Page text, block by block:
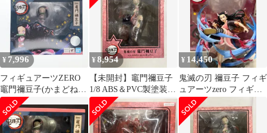
ANIPLEX+限定
¥ 7,996
フィギュアーツZERO
竈門禰豆子(かまどねず
こ) 鬼滅の刃 完成品 フ
ィギュア バンダイスピ
リッツ
¥8,954
【未開封】竈門禰豆子
1/8 ABS＆PVC製塗装済
み完成品 ANIPLEX+限
定 鬼滅の刃
¥ 14,450
鬼滅の刃 禰豆子 フィギ
ュアーツzero フィギュ
ア